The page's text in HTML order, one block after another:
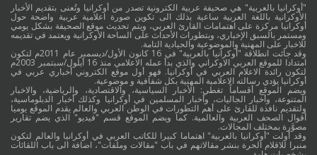
"أوكرانيا بالعربية" هي صحيفة عربية الكترونية تصدر من أوكرانيا وتُعنى بتقديم الأخبار
الأوكرانية باللغة العربية ساعية بذلك الى تكوين صورة اعلامية عربية واضحة حول
أوكرانيا مركزة على اهتمامات القارئ العربي، ويتم تحديث موقع الصحيفة بشكل يومي
ومستمر بالسبق الإخباري، وبتطورات الأحداث على الساحة الأوكرانية ويعتمد في تقديمه
للاخبار على المهنية والموضوعية والحيادية التامة.
وقد جائت انطلاقة "أوكرانيا بالعربية" في 16 كانون الأول/ديسمبر عام 2011م لتكون
امتدادا للموقع العربي الاوكراني والذي بدأ عمله الاعلامي منذ 16 أيلول/سبتمبر 2003م
لتكون رائدة الاعلام العربي في أوكرانيا. فهو أول موقع الكتروني أخباري عربي في
أوكرانيا يؤدي رسالته الاعلامية المهنية بكل شفافية و موضوعية.
ويضم الموقع أقساماً تغطي: الأخبار السياسية، والاقتصادية، والرياضية، والاخبار
المتنوعة، وأخبار الجاليات، وأخبار المسلمين في أوكرانيا وكذلك أخبار الدبلوماسية،
ولتقديم نافذة للقارئ على أهم التطورات في الوطن العربي والعالم يقدم الموقع يوميا
أقوال الصحف العربية والعالمية. كما ويضم الموقع قسم "فيديو" الذي يضم تقارير
مصوَّرة بمختلف المجالات.
وقد أولت "أوكرانيا بالعربية" اهتماما كبيرا للكاتب العربي في أوكرانيا والعالم لتكون
منبرا للاقلام الحرة بنشر مقالاتهم في باب "مقالات وملفات"، اضافة الى باب اللقائات